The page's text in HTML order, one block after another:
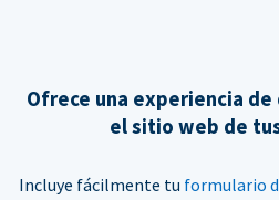
Ofrece una experiencia
el sitio web de
Incluye fácilmente tu formulario